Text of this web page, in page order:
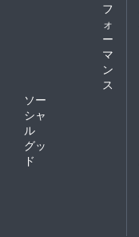
フ
ォ
ー
マ
ン
ス
ソー
シャ
ル
グッ
ド